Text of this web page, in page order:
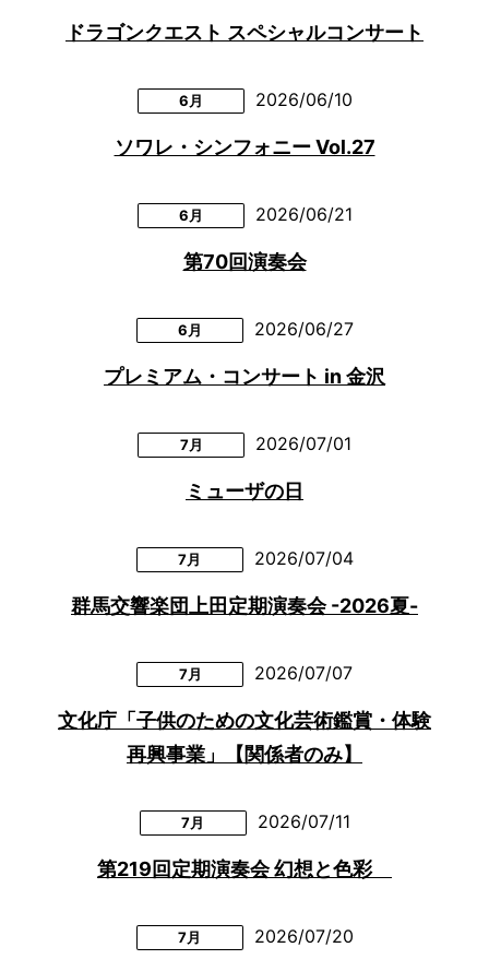
ドラゴンクエスト スペシャルコンサート
6月 2026/06/10
ソワレ・シンフォニー Vol.27
6月 2026/06/21
第70回演奏会
6月 2026/06/27
プレミアム・コンサート in 金沢
7月 2026/07/01
ミューザの日
7月 2026/07/04
群馬交響楽団上田定期演奏会 -2026夏-
7月 2026/07/07
文化庁「子供のための文化芸術鑑賞・体験
再興事業」【関係者のみ】
7月 2026/07/11
第219回定期演奏会 幻想と色彩
7月 2026/07/20